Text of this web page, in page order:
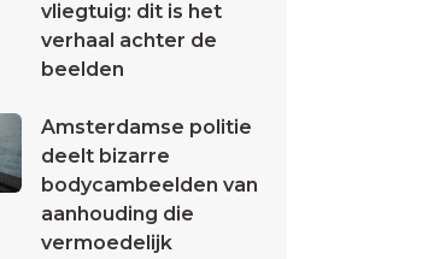
vliegtuig: dit is het
verhaal achter de
beelden
Amsterdamse politie
deelt bizarre
bodycambeelden van
aanhouding die
vermoedelijk